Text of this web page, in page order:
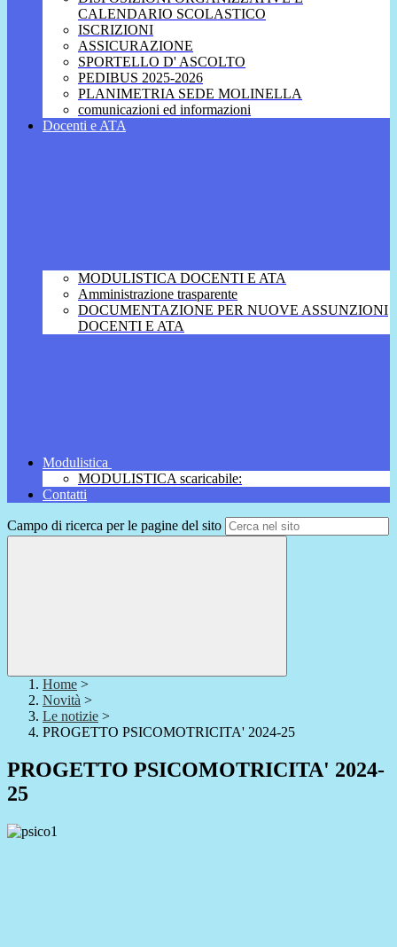
CALENDARIO SCOLASTICO
ISCRIZIONI
ASSICURAZIONE
SPORTELLO D' ASCOLTO
PEDIBUS 2025-2026
PLANIMETRIA SEDE MOLINELLA
comunicazioni ed informazioni
Docenti e ATA
MODULISTICA DOCENTI E ATA
Amministrazione trasparente
DOCUMENTAZIONE PER NUOVE ASSUNZIONI
DOCENTI E ATA
Modulistica
MODULISTICA scaricabile:
Contatti
Campo di ricerca per le pagine del sito
Home >
Novità >
Le notizie >
PROGETTO PSICOMOTRICITA' 2024-25
PROGETTO PSICOMOTRICITA' 2024-
25